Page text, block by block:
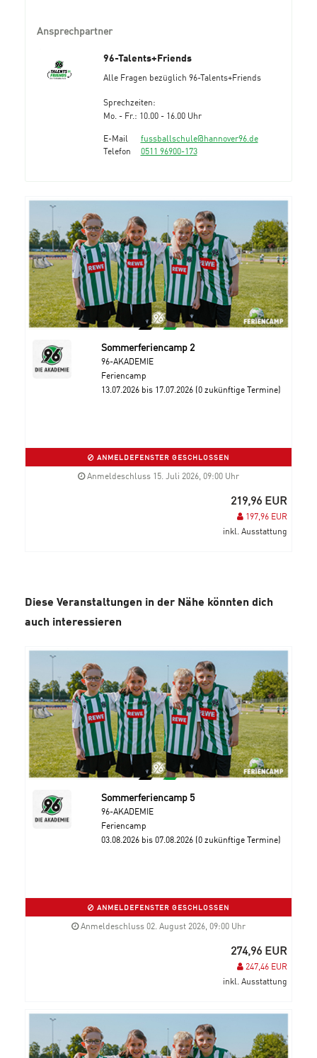
Ansprechpartner
96-Talents+Friends
Alle Fragen bezüglich 96-Talents+Friends
Sprechzeiten:
Mo. - Fr.: 10.00 - 16.00 Uhr
E-Mail
fussballschule@hannover96.de
Telefon
0511 96900-173
Sommerferiencamp 2
96-AKADEMIE
Feriencamp
13.07.2026 bis 17.07.2026 (0 zukünftige Termine)
ANMELDEFENSTER GESCHLOSSEN
Anmeldeschluss 15. Juli 2026, 09:00 Uhr
219,96 EUR
197,96 EUR
inkl. Ausstattung
Diese Veranstaltungen in der Nähe könnten dich
auch interessieren
Sommerferiencamp 5
96-AKADEMIE
Feriencamp
03.08.2026 bis 07.08.2026 (0 zukünftige Termine)
ANMELDEFENSTER GESCHLOSSEN
Anmeldeschluss 02. August 2026, 09:00 Uhr
274,96 EUR
247,46 EUR
inkl. Ausstattung